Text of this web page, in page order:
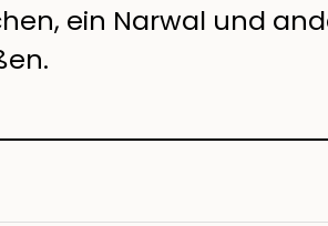
ein Narwal und